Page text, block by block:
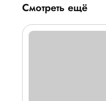
Смотреть ещё